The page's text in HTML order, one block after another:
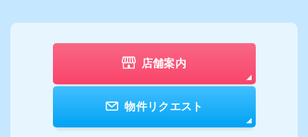
店舗案内
物件リクエスト